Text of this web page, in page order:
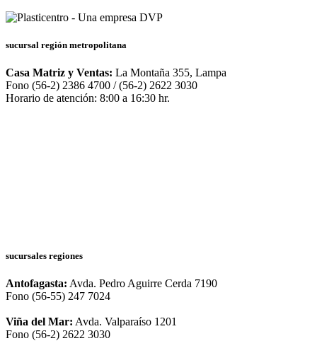
sucursal región metropolitana
Casa Matriz y Ventas: La Montaña 355, Lampa
Fono (56-2) 2386 4700 / (56-2) 2622 3030
Horario de atención: 8:00 a 16:30 hr.
sucursales regiones
Antofagasta: Avda. Pedro Aguirre Cerda 7190
Fono (56-55) 247 7024
Viña del Mar: Avda. Valparaíso 1201
Fono (56-2) 2622 3030